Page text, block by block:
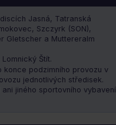
Jasná, Tatranská
Szczyrk (SON),
Gletscher a Muttereralm
Štít.
konce podzimního provozu v
jednotlivých středisek.
jiného sportovního vybavení